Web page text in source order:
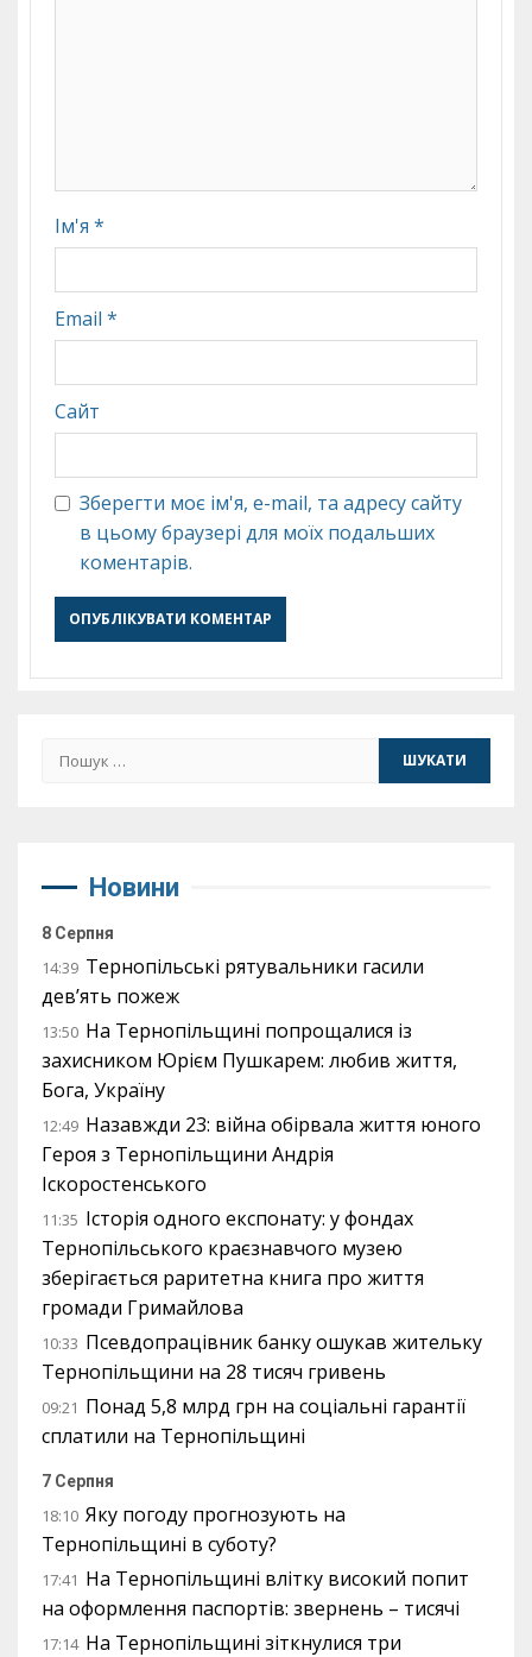
Ім'я *
Email *
Сайт
Зберегти моє ім'я, e-mail, та адресу сайту
в цьому браузері для моїх подальших
коментарів.
Пошук:
Новини
8 Серпня
14:39 Тернопільські рятувальники гасили
дев’ять пожеж
13:50 На Тернопільщині попрощалися із
захисником Юрієм Пушкарем: любив життя,
Бога, Україну
12:49 Назавжди 23: війна обірвала життя юного
Героя з Тернопільщини Андрія
Іскоростенського
11:35 Історія одного експонату: у фондах
Тернопільського краєзнавчого музею
зберігається раритетна книга про життя
громади Гримайлова
10:33 Псевдопрацівник банку ошукав жительку
Тернопільщини на 28 тисяч гривень
09:21 Понад 5,8 млрд грн на соціальні гарантії
сплатили на Тернопільщині
7 Серпня
18:10 Яку погоду прогнозують на
Тернопільщині в суботу?
17:41 На Тернопільщині влітку високий попит
на оформлення паспортів: звернень – тисячі
17:14 На Тернопільщині зіткнулися три